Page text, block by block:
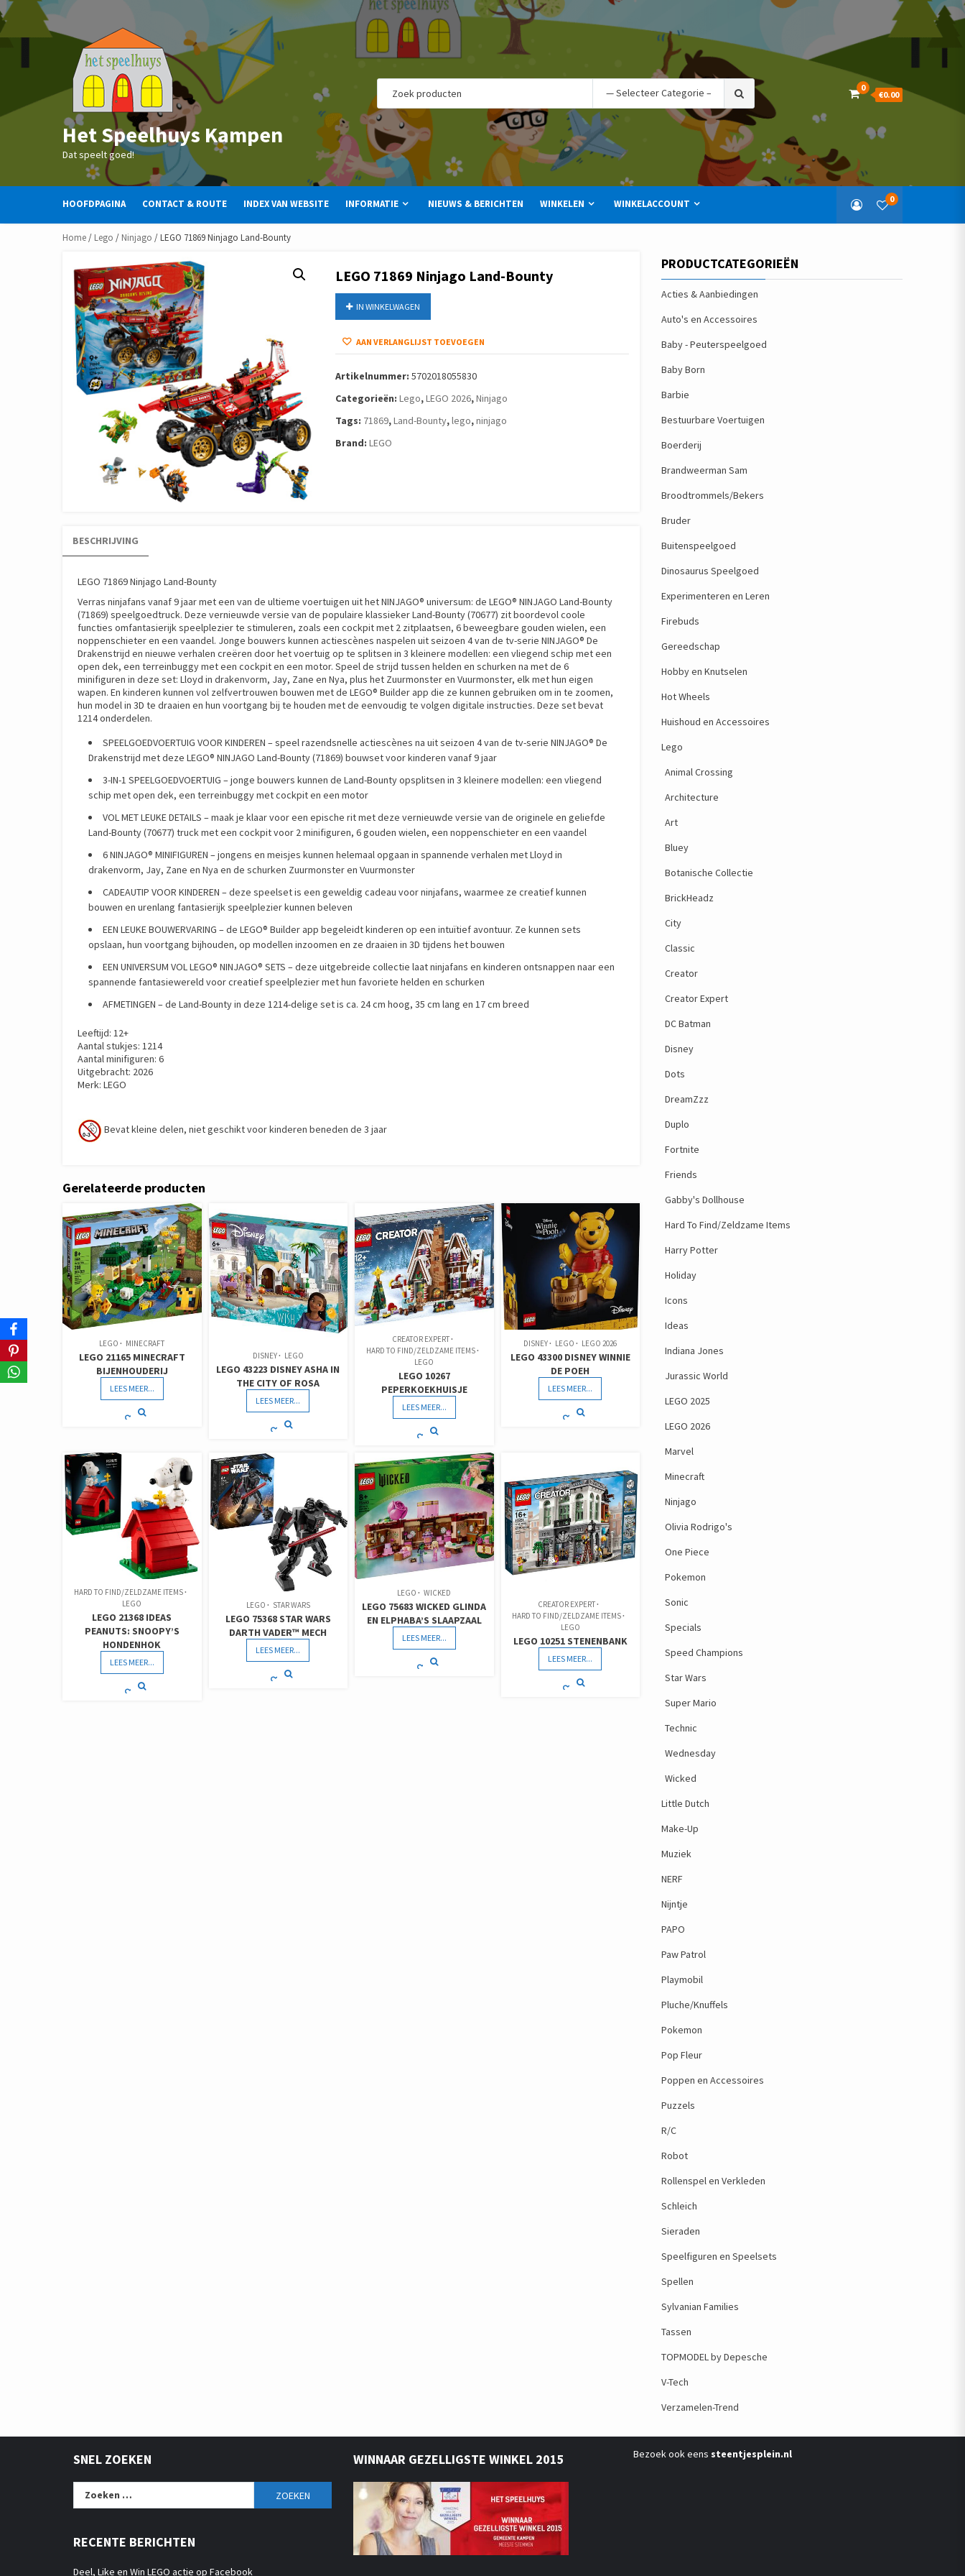
Skip
to
content
Het Speelhuys Kampen
Dat speelt goed!
Search
for:
0
€0.00
HOOFDPAGINA CONTACT & ROUTE INDEX VAN WEBSITE INFORMATIE NIEUWS & BERICHTEN WINKELEN WINKELACCOUNT 0
Home/ Lego / Ninjago / LEGO 71869 Ninjago Land-Bounty
LEGO 71869 Ninjago Land-Bounty
IN WINKELWAGEN
AAN VERLANGLIJST TOEVOEGEN
Artikelnummer: 5702018055830
Categorieën: Lego,LEGO 2026,Ninjago
Tags: 71869,Land-Bounty,lego,ninjago
Brand: LEGO
BESCHRIJVING
LEGO 71869 Ninjago Land-Bounty
Verras ninjafans vanaf 9 jaar met een van de ultieme voertuigen uit het NINJAGO® universum: de LEGO® NINJAGO Land-Bounty
(71869) speelgoedtruck. Deze vernieuwde versie van de populaire klassieker Land-Bounty (70677) zit boordevol coole
functies omfantasierijk speelplezier te stimuleren, zoals een cockpit met 2 zitplaatsen, 6 beweegbare gouden wielen, een
noppenschieter en een vaandel. Jonge bouwers kunnen actiescènes naspelen uit seizoen 4 van de tv-serie NINJAGO® De
Drakenstrijd en nieuwe verhalen creëren door het voertuig op te splitsen in 3 kleinere modellen: een vliegend schip met een
open dek, een terreinbuggy met een cockpit en een motor. Speel de strijd tussen helden en schurken na met de 6
minifiguren in deze set: Lloyd in drakenvorm, Jay, Zane en Nya, plus het Zuurmonster en Vuurmonster, elk met hun eigen
wapen. En kinderen kunnen vol zelfvertrouwen bouwen met de LEGO® Builder app die ze kunnen gebruiken om in te zoomen,
hun model in 3D te draaien en hun voortgang bij te houden met de eenvoudig te volgen digitale instructies. Deze set bevat
1214 onderdelen.
SPEELGOEDVOERTUIG VOOR KINDEREN – speel razendsnelle actiescènes na uit seizoen 4 van de tv-serie NINJAGO® De
Drakenstrijd met deze LEGO® NINJAGO Land-Bounty (71869) bouwset voor kinderen vanaf 9 jaar
3-IN-1 SPEELGOEDVOERTUIG – jonge bouwers kunnen de Land-Bounty opsplitsen in 3 kleinere modellen: een vliegend
schip met open dek, een terreinbuggy met cockpit en een motor
VOL MET LEUKE DETAILS – maak je klaar voor een epische rit met deze vernieuwde versie van de originele en geliefde
Land-Bounty (70677) truck met een cockpit voor 2 minifiguren, 6 gouden wielen, een noppenschieter en een vaandel
6 NINJAGO® MINIFIGUREN – jongens en meisjes kunnen helemaal opgaan in spannende verhalen met Lloyd in
drakenvorm, Jay, Zane en Nya en de schurken Zuurmonster en Vuurmonster
CADEAUTIP VOOR KINDEREN – deze speelset is een geweldig cadeau voor ninjafans, waarmee ze creatief kunnen
bouwen en urenlang fantasierijk speelplezier kunnen beleven
EEN LEUKE BOUWERVARING – de LEGO® Builder app begeleidt kinderen op een intuïtief avontuur. Ze kunnen sets
opslaan, hun voortgang bijhouden, op modellen inzoomen en ze draaien in 3D tijdens het bouwen
EEN UNIVERSUM VOL LEGO® NINJAGO® SETS – deze uitgebreide collectie laat ninjafans en kinderen ontsnappen naar een
spannende fantasiewereld voor creatief speelplezier met hun favoriete helden en schurken
AFMETINGEN – de Land-Bounty in deze 1214-delige set is ca. 24 cm hoog, 35 cm lang en 17 cm breed
Leeftijd: 12+
Aantal stukjes: 1214
Aantal minifiguren: 6
Uitgebracht: 2026
Merk: LEGO
Bevat kleine delen, niet geschikt voor kinderen beneden de 3 jaar
Gerelateerde producten
LEGO MINECRAFT
LEGO 21165 MINECRAFT
BIJENHOUDERIJ
LEES MEER...
DISNEY LEGO
LEGO 43223 DISNEY ASHA IN
THE CITY OF ROSA
LEES MEER...
CREATOR EXPERT
HARD TO FIND/ZELDZAME ITEMS
LEGO
LEGO 10267
PEPERKOEKHUISJE
LEES MEER...
DISNEY LEGO LEGO 2026
LEGO 43300 DISNEY WINNIE
DE POEH
LEES MEER...
HARD TO FIND/ZELDZAME ITEMS
LEGO
LEGO 21368 IDEAS
PEANUTS: SNOOPY’S
HONDENHOK
LEES MEER...
LEGO STAR WARS
LEGO 75368 STAR WARS
DARTH VADER™ MECH
LEES MEER...
LEGO WICKED
LEGO 75683 WICKED GLINDA
EN ELPHABA’S SLAAPZAAL
LEES MEER...
CREATOR EXPERT
HARD TO FIND/ZELDZAME ITEMS
LEGO
LEGO 10251 STENENBANK
LEES MEER...
PRODUCTCATEGORIEËN
Acties & Aanbiedingen
Auto's en Accessoires
Baby - Peuterspeelgoed
Baby Born
Barbie
Bestuurbare Voertuigen
Boerderij
Brandweerman Sam
Broodtrommels/Bekers
Bruder
Buitenspeelgoed
Dinosaurus Speelgoed
Experimenteren en Leren
Firebuds
Gereedschap
Hobby en Knutselen
Hot Wheels
Huishoud en Accessoires
Lego
Animal Crossing
Architecture
Art
Bluey
Botanische Collectie
BrickHeadz
City
Classic
Creator
Creator Expert
DC Batman
Disney
Dots
DreamZzz
Duplo
Fortnite
Friends
Gabby's Dollhouse
Hard To Find/Zeldzame Items
Harry Potter
Holiday
Icons
Ideas
Indiana Jones
Jurassic World
LEGO 2025
LEGO 2026
Marvel
Minecraft
Ninjago
Olivia Rodrigo's
One Piece
Pokemon
Sonic
Specials
Speed Champions
Star Wars
Super Mario
Technic
Wednesday
Wicked
Little Dutch
Make-Up
Muziek
NERF
Nijntje
PAPO
Paw Patrol
Playmobil
Pluche/Knuffels
Pokemon
Pop Fleur
Poppen en Accessoires
Puzzels
R/C
Robot
Rollenspel en Verkleden
Schleich
Sieraden
Speelfiguren en Speelsets
Spellen
Sylvanian Families
Tassen
TOPMODEL by Depesche
V-Tech
Verzamelen-Trend
SNEL ZOEKEN
Zoeken
RECENTE BERICHTEN
Deel, Like en Win LEGO actie op Facebook
WINNAAR GEZELLIGSTE WINKEL 2015 Bezoek ook eens steentjesplein.nl